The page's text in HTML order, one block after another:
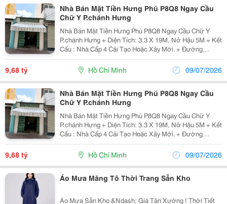
Nhà Bán Mặt Tiền Hưng Phú P8Q8 Ngay Cầu
Chữ Y P.chánh Hưng
Nhà Bán Mặt Tiền Hưng Phú P8Q8 Ngay Cầu Chữ Y
P.chánh Hưng + Diện Tích: 3.3 X 19M, Nở Hậu 5M + Kết
Cấu : Nhà Cấp 4 Cải Tạo Hoặc Xây Mới. + Đường
Trước Nhà 20M, Thông Thoáng, Gần Chợ Và Các Trung
Tâm Lớn&Hellip; Mặt Tiền Buôn Bán Sầm Uất,Tiện
9,68 tỷ Hồ Chí Minh 09/07/2026
Nhà Bán Mặt Tiền Hưng Phú P8Q8 Ngay Cầu
Chữ Y P.chánh Hưng
Nhà Bán Mặt Tiền Hưng Phú P8Q8 Ngay Cầu Chữ Y
P.chánh Hưng + Diện Tích: 3.3 X 19M, Nở Hậu 5M + Kết
Cấu : Nhà Cấp 4 Cải Tạo Hoặc Xây Mới. + Đường
Trước Nhà 20M, Thông Thoáng, Gần Chợ Và Các Trung
Tâm Lớn&Hellip; Mặt Tiền Buôn Bán Sầm Uất,Tiện
9,68 tỷ Hồ Chí Minh 09/07/2026
Áo Mưa Măng Tô Thời Trang Sẵn Kho
Áo Mưa Sẵn Kho &Ndash; Giá Tận Xưởng ! Thời Tiết